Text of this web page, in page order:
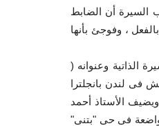
السيرة أن الضابط
بالفعل ، وفوجئ بأنها
كتابة استقالة المشير عامر بل ما جاء فى الفصل رقم ٤٠ من السيرة الذاتية وعنوانه (
فى لندن بانجلترا
الأستاذ أحمد
فى حى "بتنى"